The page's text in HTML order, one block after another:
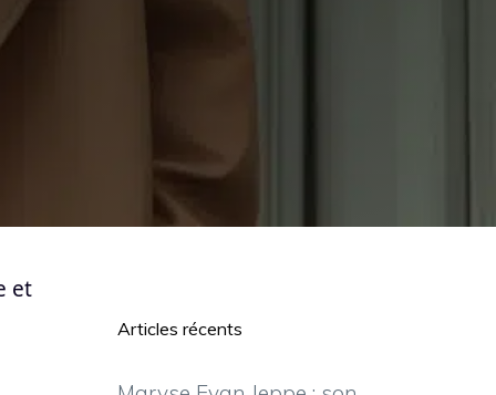
et
Articles récents